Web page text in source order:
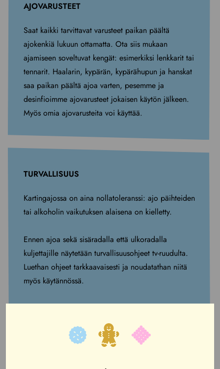
AJOVARUSTEET
Saat kaikki tarvittavat varusteet paikan päältä
ajokenkiä lukuun ottamatta. Ota siis mukaan
ajamiseen soveltuvat kengät: esimerkiksi lenkkarit tai
tennarit. Haalarin, kypärän, kypärähupun ja hanskat
saa paikan päältä ajoa varten, pesemme ja
desinfioimme ajovarusteet jokaisen käytön jälkeen.
Myös omia ajovarusteita voi käyttää.
TURVALLISUUS
Kartingajossa on aina nollatoleranssi: ajo päihteiden
tai alkoholin vaikutuksen alaisena on kielletty.
Ennen ajoa sekä sisäradalla että ulkoradalla
kuljettajille näytetään turvallisuusohjeet tv-ruudulta.
Luethan ohjeet tarkkaavaisesti ja noudatathan niitä
myös käytännössä.
varikkohenkilökunnan luvalla.
Kuljettaja, joka tarkoituksellisesti vahingoittaa